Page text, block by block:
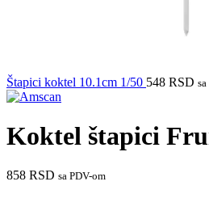
Štapici koktel 10.1cm 1/50 548 RSD
Koktel štapici
858 RSD sa PDV-om